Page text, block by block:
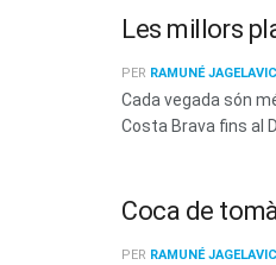
Les millors
PER RAMUNÉ
Cada vegada són
Costa Brava fins al
Coca de
PER RAMUNÉ